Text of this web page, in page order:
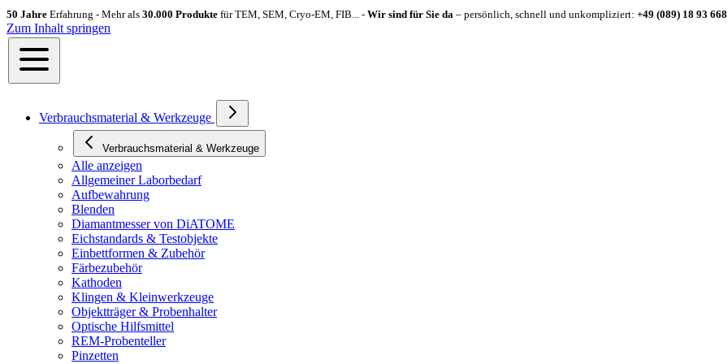
50 Jahre Erfahrung - Mehr als 30.000 Produkte für TEM, SEM, Cryo-EM, FIB... - Wir sind für Sie da – persönlich, schnell und unkompliziert: +49 (089) 18 93
Zum Inhalt springen
Verbrauchsmaterial & Werkzeuge
Verbrauchsmaterial & Werkzeuge
Alle anzeigen
Allgemeiner Laborbedarf
Aufbewahrung
Blenden
Diamantmesser von DiATOME
Eichstandards & Testobjekte
Einbettformen & Zubehör
Färbezubehör
Kathoden
Klingen & Kleinwerkzeuge
Objektträger & Probenhalter
Optische Hilfsmittel
REM-Probenteller
Pinzetten